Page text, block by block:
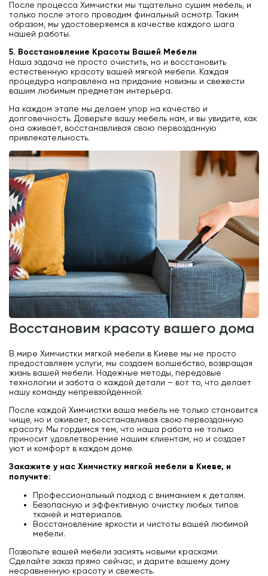
После процесса Химчистки мы тщательно сушим мебель, и
только после этого проводим финальный осмотр. Таким
образом, мы удостоверяемся в качестве каждого шага
нашей работы.
5. Восстановление Красоты Вашей Мебели
Наша задача не просто очистить, но и восстановить
естественную красоту вашей мягкой мебели. Каждая
процедура направлена на придание новизны и свежести
вашим любимым предметам интерьера.
На каждом этапе мы делаем упор на качество и
долговечность. Доверьте вашу мебель нам, и вы увидите, как
она оживает, восстанавливая свою первозданную
привлекательность.
восстановим красоту вашего дома
В мире Химчистки мягкой мебели в Киеве мы не просто
предоставляем услуги, мы создаем волшебство, возвращая
жизнь вашей мебели. Надежные методы, передовые
технологии и забота о каждой детали – вот то, что делает
нашу команду непревзойденной.
После каждой Химчистки ваша мебель не только становится
чище, но и оживает, восстанавливая свою первозданную
красоту. Мы гордимся тем, что наша работа не только
приносит удовлетворение нашим клиентам, но и создает
уют и комфорт в каждом доме.
Закажите у нас Химчистку мягкой мебели в Киеве, и
получите:
Профессиональный подход с вниманием к деталям.
Безопасную и эффективную очистку любых типов
тканей и материалов.
Восстановление яркости и чистоты вашей любимой
мебели.
Позвольте вашей мебели засиять новыми красками.
Сделайте заказ прямо сейчас, и дарите вашему дому
несравненную красоту и свежесть.